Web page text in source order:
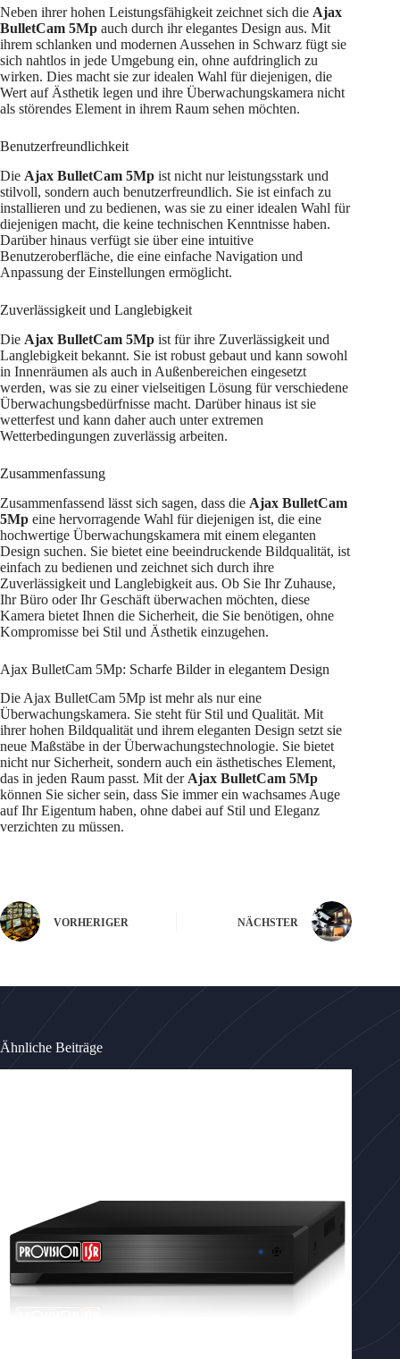
Neben ihrer hohen Leistungsfähigkeit zeichnet sich die Ajax
BulletCam 5Mp auch durch ihr elegantes Design aus. Mit
ihrem schlanken und modernen Aussehen in Schwarz fügt sie
sich nahtlos in jede Umgebung ein, ohne aufdringlich zu
wirken. Dies macht sie zur idealen Wahl für diejenigen, die
Wert auf Ästhetik legen und ihre Überwachungskamera nicht
als störendes Element in ihrem Raum sehen möchten.
Benutzerfreundlichkeit
Die Ajax BulletCam 5Mp ist nicht nur leistungsstark und
stilvoll, sondern auch benutzerfreundlich. Sie ist einfach zu
installieren und zu bedienen, was sie zu einer idealen Wahl für
diejenigen macht, die keine technischen Kenntnisse haben.
Darüber hinaus verfügt sie über eine intuitive
Benutzeroberfläche, die eine einfache Navigation und
Anpassung der Einstellungen ermöglicht.
Zuverlässigkeit und Langlebigkeit
Die Ajax BulletCam 5Mp ist für ihre Zuverlässigkeit und
Langlebigkeit bekannt. Sie ist robust gebaut und kann sowohl
in Innenräumen als auch in Außenbereichen eingesetzt
werden, was sie zu einer vielseitigen Lösung für verschiedene
Überwachungsbedürfnisse macht. Darüber hinaus ist sie
wetterfest und kann daher auch unter extremen
Wetterbedingungen zuverlässig arbeiten.
Zusammenfassung
Zusammenfassend lässt sich sagen, dass die Ajax BulletCam
5Mp eine hervorragende Wahl für diejenigen ist, die eine
hochwertige Überwachungskamera mit einem eleganten
Design suchen. Sie bietet eine beeindruckende Bildqualität, ist
einfach zu bedienen und zeichnet sich durch ihre
Zuverlässigkeit und Langlebigkeit aus. Ob Sie Ihr Zuhause,
Ihr Büro oder Ihr Geschäft überwachen möchten, diese
Kamera bietet Ihnen die Sicherheit, die Sie benötigen, ohne
Kompromisse bei Stil und Ästhetik einzugehen.
Ajax BulletCam 5Mp: Scharfe Bilder in elegantem Design
Die Ajax BulletCam 5Mp ist mehr als nur eine
Überwachungskamera. Sie steht für Stil und Qualität. Mit
ihrer hohen Bildqualität und ihrem eleganten Design setzt sie
neue Maßstäbe in der Überwachungstechnologie. Sie bietet
nicht nur Sicherheit, sondern auch ein ästhetisches Element,
das in jeden Raum passt. Mit der Ajax BulletCam 5Mp
können Sie sicher sein, dass Sie immer ein wachsames Auge
auf Ihr Eigentum haben, ohne dabei auf Stil und Eleganz
verzichten zu müssen.
VORHERIGER NÄCHSTER
Ähnliche Beiträge